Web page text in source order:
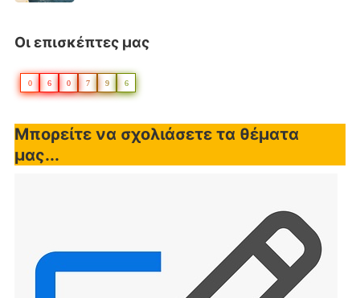
Οι επισκέπτες μας
0 6 0 7 9 6
Μπορείτε να σχολιάσετε τα θέματα
μας...